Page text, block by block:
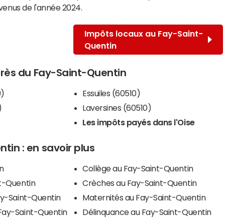
de l'année 2024.
Impôts locaux au Fay-Saint-
Quentin
du Fay-Saint-Quentin
Essuiles (60510)
Laversines (60510)
Les impôts payés dans l'Oise
: en savoir plus
Quentin
Saint-Quentin
Saint-Quentin
Collège au Fay-Saint-Quentin
Crèches au Fay-Saint-Quentin
Maternités au Fay-Saint-Quentin
Délinquance au Fay-Saint-Quentin